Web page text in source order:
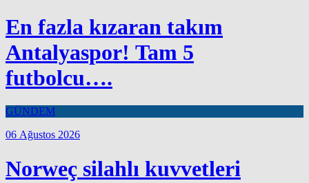
En fazla kızaran takım
Antalyaspor! Tam 5
futbolcu….
GÜNDEM
06 Ağustos 2026
Norweç silahlı kuvvetleri